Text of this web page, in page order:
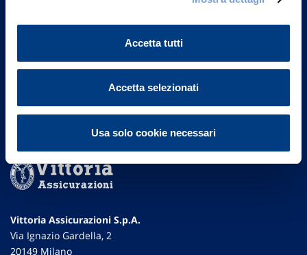
Accetta tutti
Accetta selezionati
Usa solo cookie necessari
Vittoria Assicurazioni S.p.A.
Via Ignazio Gardella, 2
20149 Milano